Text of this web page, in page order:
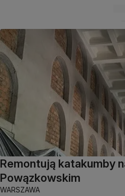
Remontują katakumby
Powązkowskim
WARSZAWA